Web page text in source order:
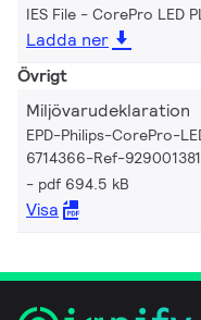
IES File - CorePro LED
Ladda ner
Övrigt
Miljövarudeklaration
EPD-Philips-CorePro-
6714366-Ref-
pdf 694.5 kB
Visa